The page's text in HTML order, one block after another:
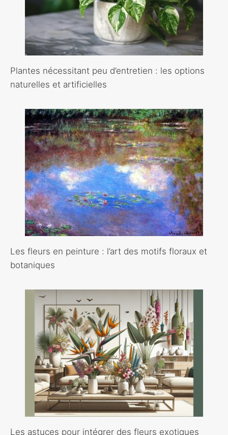
Plantes nécessitant peu d’entretien : les options
naturelles et artificielles
Les fleurs en peinture : l’art des motifs floraux et
botaniques
Les astuces pour intégrer des fleurs exotiques